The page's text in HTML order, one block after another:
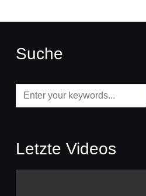
Suche
Letzte Videos